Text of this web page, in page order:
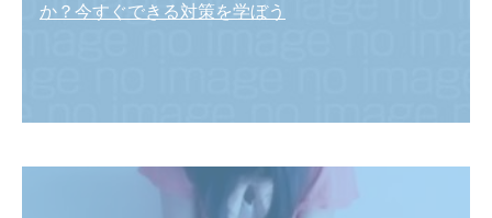
か？今すぐできる対策を学ぼう